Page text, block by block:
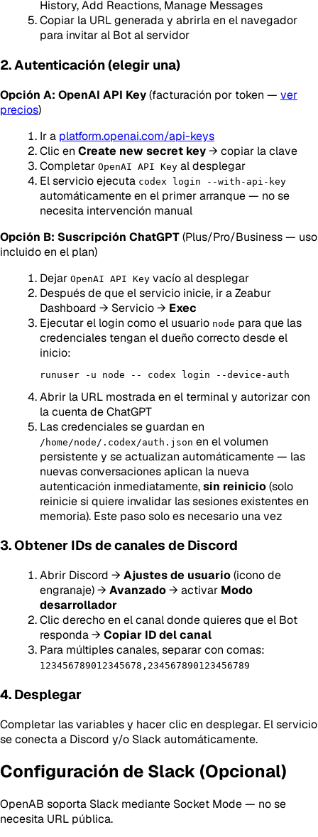
History, Add Reactions, Manage Messages
Copiar la URL generada y abrirla en el navegador
para invitar al Bot al servidor
2. Autenticación (elegir una)
Opción A: OpenAI API Key(facturación por token — ver
precios)
Ir a platform.openai.com/api-keys
Clic en Create new secret key→ copiar la clave
Completar OpenAI API Key al desplegar
El servicio ejecuta codex login --with-api-key
automáticamente en el primer arranque — no se
necesita intervención manual
Opción B: Suscripción ChatGPT(Plus/Pro/Business — uso
incluido en el plan)
Dejar OpenAI API Key vacío al desplegar
Después de que el servicio inicie, ir a Zeabur
Dashboard → Servicio → Exec
Ejecutar el login como el usuario node para que las
credenciales tengan el dueño correcto desde el
inicio:
Abrir la URL mostrada en el terminal y autorizar con
la cuenta de ChatGPT
Las credenciales se guardan en
/home/node/.codex/auth.json en el volumen
persistente y se actualizan automáticamente — las
nuevas conversaciones aplican la nueva
autenticación inmediatamente,sin reinicio(solo
reinicie si quiere invalidar las sesiones existentes en
memoria). Este paso solo es necesario una vez
3. Obtener IDs de canales de Discord
Abrir Discord → Ajustes de usuario(icono de
engranaje) → Avanzado→ activar Modo
desarrollador
Clic derecho en el canal donde quieres que el Bot
responda → Copiar ID del canal
Para múltiples canales, separar con comas:
123456789012345678,234567890123456789
4. Desplegar
Completar las variables y hacer clic en desplegar. El servicio
se conecta a Discord y/o Slack automáticamente.
Configuración de Slack (Opcional)
OpenAB soporta Slack mediante Socket Mode — no se
necesita URL pública.